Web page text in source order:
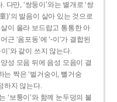
다만, ‘쌍둥이’와는 별개로 ‘쌍
)’의 발음이 살아 있는 것으로
이 올라 보드랍고 통통한 아
근 ‘옴포동’에 ‘-이’가 결합된
’와 같이 쓰지 않는다.
성 모음 뒤에 음성 모음이 결
는 짝은 ‘벌거숭이, 뻘거숭
하지 않는다.
‘보퉁이’와 함께 눈두덩의 불